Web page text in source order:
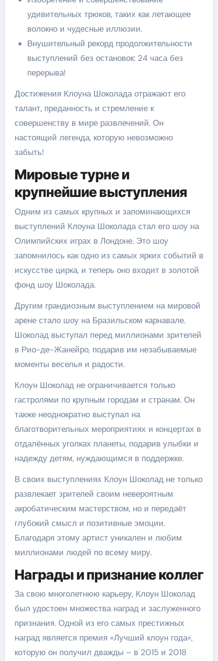
удивительных трюков, таких как летающее
волокно и чудесные иллюзии.
Внушительный рекорд продолжительности
выступлений без остановок: 24 часа без
перерыва!
Достижения Клоуна Шоколада отражают его
талант, преданность и стремление к
совершенству в мире развлечений. Он
настоящий легенда, которую невозможно
забыть!
Мировые турне и
крупнейшие выступления
Одним из самых крупных и запоминающихся
выступлений Клоуна Шоколада стал его шоу на
Олимпийских играх в Лондоне. Это шоу
запомнилось как одно из самых ярких событий в
искусстве цирка, и теперь оно входит в золотой
фонд шоу Шоколада.
Другим грандиозным выступлением на мировой
арене стало шоу на Бразильском карнавале.
Шоколад выступал перед миллионами зрителей
в Рио-де-Жанейро, подарив им незабываемые
моменты веселья и радости.
Клоун Шоколад не ограничивается только
гастролями по крупным городам и странам. Он
также неоднократно выступал на
благотворительных мероприятиях и концертах в
отдалённых уголках планеты, подарив улыбки и
надежду детям, нуждающимся в поддержке.
В своих выступлениях Клоун Шоколад не только
развлекает зрителей своим невероятным
акробатическим мастерством, но и передаёт
глубокий смысл и позитивные эмоции.
Благодаря этому артист уникален и любим
миллионами людей по всему миру.
Награды и признание коллег
За свою многолетнюю карьеру, Клоун Шоколад
был удостоен множества наград и заслуженного
признания. Одной из его самых престижных
наград является премия «Лучший клоун года»,
которую он получил дважды – в 2015 и 2018